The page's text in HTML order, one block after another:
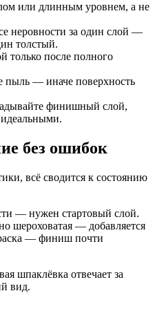
или длинным уровнем, а не
неровности за один слой —
толстый.
только после полного
— иначе поверхность
финишный слой,
без ошибок
всё сводится к состоянию
— нужен стартовый слой.
шероховатая — добавляется
— финиш почти
шпаклёвка отвечает за
вид.